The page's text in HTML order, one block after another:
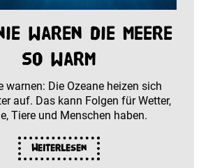
waren die Meere
so warm
warnen: Die Ozeane heizen sich
auf. Das kann Folgen für Wetter,
Tiere und Menschen haben.
Weiterlesen